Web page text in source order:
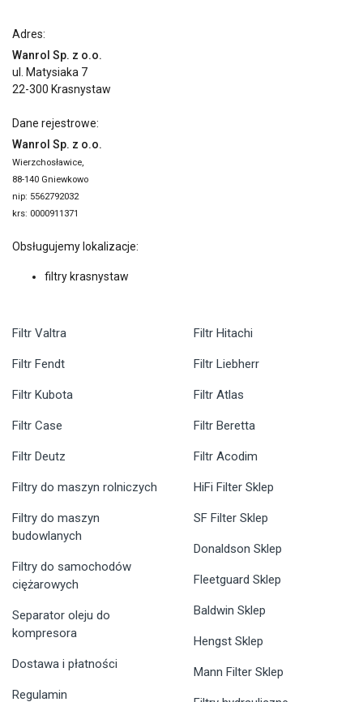
Adres:
Wanrol Sp. z o.o.
ul. Matysiaka 7
22-300 Krasnystaw
Dane rejestrowe:
Wanrol Sp. z o.o.
Wierzchosławice,
88-140 Gniewkowo
nip: 5562792032
krs: 0000911371
Obsługujemy lokalizacje:
filtry krasnystaw
Filtr Valtra
Filtr Fendt
Filtr Kubota
Filtr Case
Filtr Deutz
Filtr Hitachi
Filtr Liebherr
Filtr Atlas
Filtr Beretta
Filtr Acodim
Filtry do maszyn rolniczych
Filtry do maszyn
budowlanych
Filtry do samochodów
ciężarowych
Separator oleju do
kompresora
Dostawa i płatności
Regulamin
HiFi Filter Sklep
SF Filter Sklep
Donaldson Sklep
Fleetguard Sklep
Baldwin Sklep
Hengst Sklep
Mann Filter Sklep